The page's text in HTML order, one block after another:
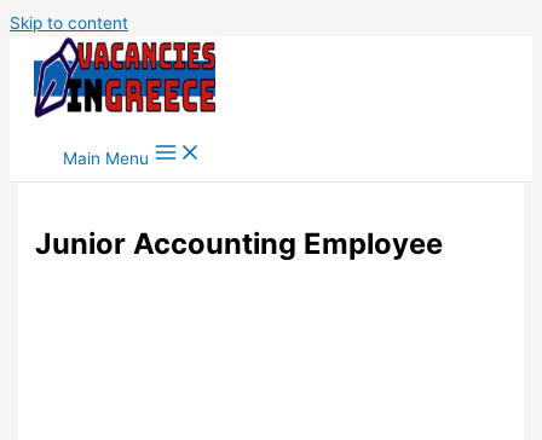
Skip to content
Main Menu
Junior Accounting Employee